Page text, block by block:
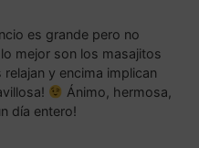
es grande pero no
mejor son los masajitos
y encima implican
Ánimo, hermosa,
día entero!